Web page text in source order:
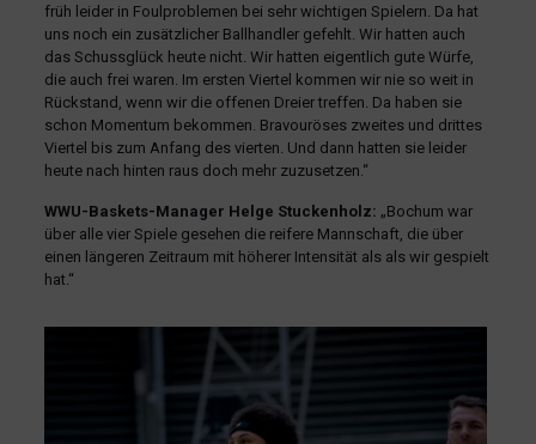
früh leider in Foulproblemen bei sehr wichtigen Spielern. Da hat
uns noch ein zusätzlicher Ballhandler gefehlt. Wir hatten auch
das Schussglück heute nicht. Wir hatten eigentlich gute Würfe,
die auch frei waren. Im ersten Viertel kommen wir nie so weit in
Rückstand, wenn wir die offenen Dreier treffen. Da haben sie
schon Momentum bekommen. Bravouröses zweites und drittes
Viertel bis zum Anfang des vierten. Und dann hatten sie leider
heute nach hinten raus doch mehr zuzusetzen.“
WWU-Baskets-Manager Helge Stuckenholz: „Bochum war
über alle vier Spiele gesehen die reifere Mannschaft, die über
einen längeren Zeitraum mit höherer Intensität als als wir gespielt
hat.“